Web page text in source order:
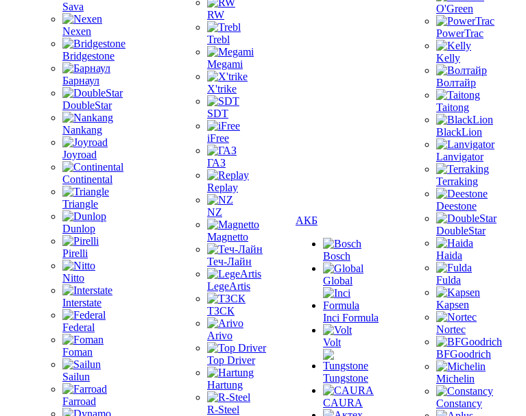
Sava
Nexen
Bridgestone
Барнаул
DoubleStar
Nankang
Joyroad
Continental
Triangle
Dunlop
Pirelli
Nitto
Interstate
Federal
Foman
Sailun
Farroad
RW
Trebl
Megami
X'trike
SDT
iFree
ГАЗ
Replay
NZ
Magnetto
Теч-Лайн
LegeArtis
ТЗСК
Arivo
Top Driver
Hartung
R-Steel
АКБ
Bosch
Global
Inci Formula
Volt
Tungstone
CAURA
O'Green
PowerTrac
Kelly
Волтайр
Taitong
BlackLion
Lanvigator
Terraking
Deestone
DoubleStar
Haida
Fulda
Kapsen
Nortec
BFGoodrich
Michelin
Constancy